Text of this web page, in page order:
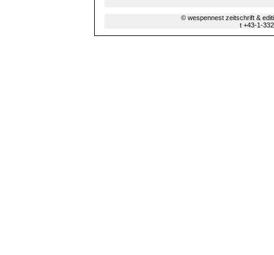
© wespennest zeitschrift &
t +43-1-